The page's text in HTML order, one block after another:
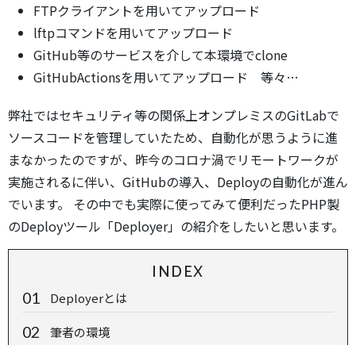
FTPクライアントを用いてアップロード
lftpコマンドを用いてアップロード
GitHub等のサービスを介して本環境でclone
GitHubActionsを用いてアップロード 等々…
弊社ではセキュリティ等の関係上オンプレミスのGitLabで
ソースコードを管理していたため、自動化が思うように進
まなかったのですが、昨今のコロナ渦でリモートワークが
実施されるに伴い、GitHubの導入、Deployの自動化が進ん
でいます。 その中でも実際に使ってみて便利だったPHP製
のDeployツール「Deployer」の紹介をしたいと思います。
INDEX
Deployerとは
筆者の環境